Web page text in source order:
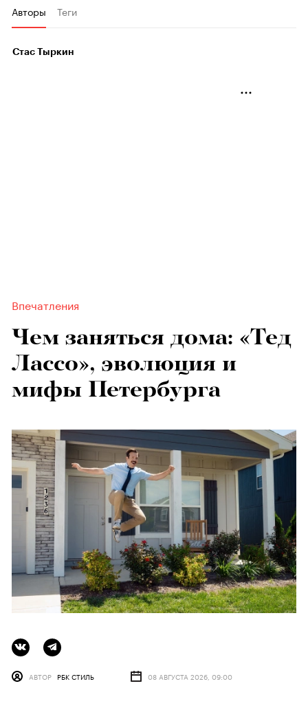
Авторы Теги
Стас Тыркин
Впечатления
Чем заняться дома: «Тед
Лассо», эволюция и
мифы Петербурга
АВТОР РБК СТИЛЬ 08 АВГУСТА 2026, 09:00